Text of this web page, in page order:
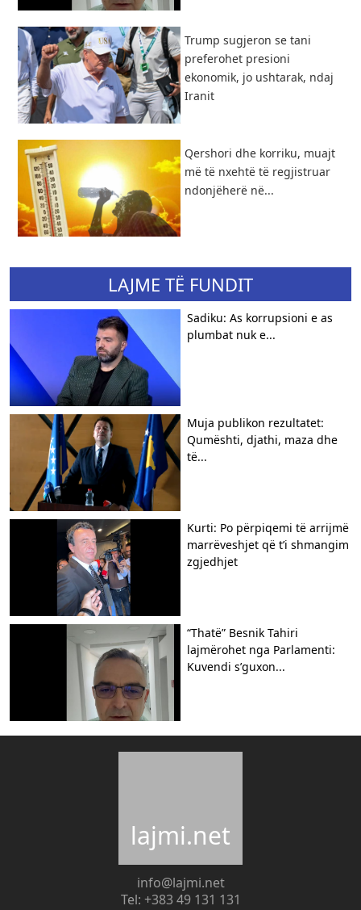
Trump sugjeron se tani
preferohet presioni
ekonomik, jo ushtarak, ndaj
Iranit
Qershori dhe korriku, muajt
më të nxehtë të regjistruar
ndonjëherë në...
LAJME TË FUNDIT
Sadiku: As korrupsioni e as
plumbat nuk e...
Muja publikon rezultatet:
Qumështi, djathi, maza dhe
të...
Kurti: Po përpiqemi të arrijmë
marrëveshjet që t’i shmangim
zgjedhjet
“Thatë” Besnik Tahiri
lajmërohet nga Parlamenti:
Kuvendi s’guxon...
lajmi.net
info@lajmi.net
Tel: +383 49 131 131